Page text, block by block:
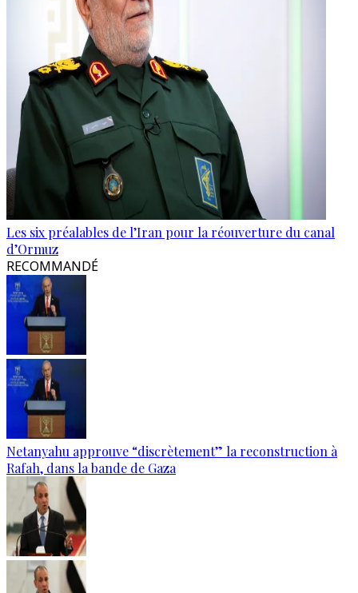
Les six préalables de l’Iran pour la réouverture du canal
d’Ormuz
RECOMMANDÉ
Netanyahu approuve “discrètement” la reconstruction à
Rafah, dans la bande de Gaza